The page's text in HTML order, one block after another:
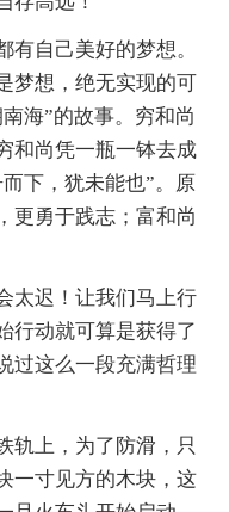
有自己美好的梦想。
梦想，绝无实现的可
海”的故事。穷和尚
和尚凭一瓶一钵去成
下，犹未能也”。原
更勇于践志；富和尚
太迟！让我们马上行
行动就可算是获得了
过这么一段充满哲理
轨上，为了防滑，只
一寸见方的木块，这